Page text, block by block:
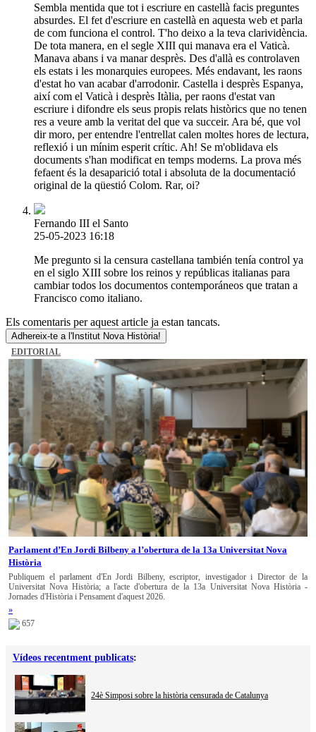
Sembla mentida que tot i escriure en castellà facis preguntes
absurdes. El fet d'escriure en castellà en aquesta web et parla
de com funciona el control. T'ho deixo a la teva clarividència.
De tota manera, en el segle XIII qui manava era el Vaticà.
Manava abans i va manar desprès. Des d'allà es controlaven
els estats i les monarquies europees. Més endavant, les raons
d'estat ho van acabar d'arrodonir. Castella i desprès Espanya,
així com el Vaticà i desprès Itàlia, per raons d'estat van
escriure i difondre els seus propis relats històrics que no tenen
res a veure amb la veritat del que va succeir. Ara bé, que vol
dir moro, per entendre l'entrellat calen moltes hores de lectura,
reflexió i un mínim esperit crític. Ah! Se m'oblidava els
documents s'han modificat en temps moderns. La prova més
fefaent és la desaparició total i absoluta de la documentació
original de la qüestió Colom. Rar, oi?
Fernando III el Santo
25-05-2023 16:18
Me pregunto si la censura castellana también tenía control ya
en el siglo XIII sobre los reinos y repúblicas italianas para
cambiar todos los documentos contemporáneos que tratan a
Francisco como italiano.
Els comentaris per aquest article ja estan tancats.
Adhereix-te a l'Institut Nova Història!
EDITORIAL
Parlament d’En Jordi Bilbeny a l’obertura de la 13a Universitat Nova
Història
Publiquem el parlament d'En Jordi Bilbeny, escriptor, investigador i Director de la
Universitat Nova Història; a l'acte d'obertura de la 13a Universitat Nova Història -
Jornades d'Història i Pensament d'aquest 2026.
»
657
Vídeos recentment publicats:
24è Simposi sobre la història censurada de Catalunya